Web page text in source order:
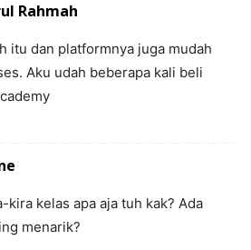
Rahmah
itu dan platformnya juga mudah
Aku udah beberapa kali beli
kira kelas apa aja tuh kak? Ada
menarik?